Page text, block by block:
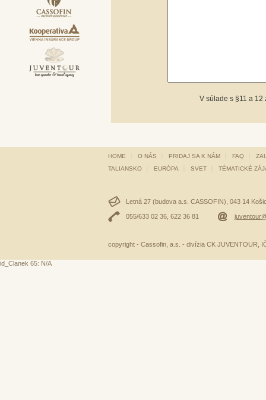
V súlade s §11 a 12
HOME O NÁS PRIDAJ SA K NÁM FAQ
TALIANSKO
EURÓPA SVET TÉMATICKÉ
Letná 27 (budova a.s. CASSOFIN), 043 14
055/633 02 36, 622 36 81
copyright - Cassofin, a.s. - divízia CK JUVENTOUR,
id_Clanek 65: N/A